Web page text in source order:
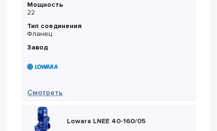
Мощность
22
Тип соединения
Фланец
Завод
Смотреть— Lowara LNEE 65-250/220
Lowara LNEE 40-160/05